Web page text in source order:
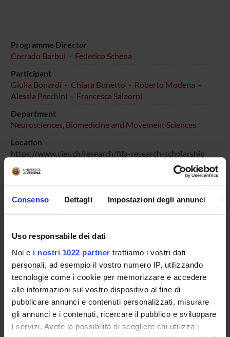
Consenso Dettagli Impostazioni degli annunci
Uso responsabile dei dati
Noi e i nostri 1022 partner trattiamo i vostri dati
personali, ad esempio il vostro numero IP, utilizzando
tecnologie come i cookie per memorizzare e accedere
alle informazioni sul vostro dispositivo al fine di
pubblicare annunci e contenuti personalizzati, misurare
gli annunci e i contenuti, ricercare il pubblico e sviluppare
i servizi. Avete la possibilità di scegliere chi utilizza i
Programme Director
Corrado Barbui - Federico Schena
Participant
Giulia Bonardi - Chiara Bonetto - Roberto Modena -
Alessia Pecchini - Francesca Salaorni
Department
Neurosciences, Biomedicine and Movement Sciences
Location
https://www.cies.ch/research/fifa-research-scholarship
Number of days
Goals
le dimensioni fisiologiche e psicologiche. Questo progetto
multidimensionale che integra analisi biomeccanica, salute
del pavimento pelvico, variabili legate al ciclo mestruale,
profilazione psicologica, sorveglianza prospettica degli
infortuni nel calcio femminile d'élite e giovanile in Italia.
Addressees
Professionisti/Professioniste